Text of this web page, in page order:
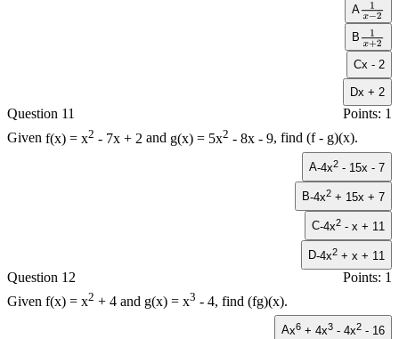
A1x−
2
B1x+
2
Cx - 2
Dx + 2
Question 11
Points: 1
Givenf(x) = x2 - 7x + 2andg(x) = 5x2 - 8x - 9 , find(f - g)(x)
A-4x2 - 15x - 7
B-4x2 + 15x + 7
C-4x2 - x + 11
D-4x2 + x + 11
Question 12
Points: 1
Givenf(x) = x2 + 4andg(x) = x3 - 4 , find(fg)(x)
Ax6 + 4x3 - 4x2 - 16